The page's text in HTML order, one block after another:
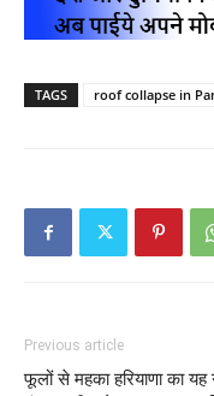
TAGS roof collapse in
Previous article
फूलों से महका हरियाणा का यह